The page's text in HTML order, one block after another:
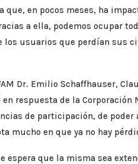
que, en pocos meses, ha
a ella, podemos ocupar
usuarios que perdían sus
Dr. Emilio Schaffhauser,
respuesta de la
de participación, de poder
mucho en que ya no hay
espera que la misma sea